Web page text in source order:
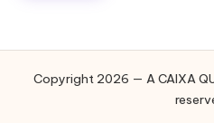
C
A
Copyright 2026 — A CAIXA